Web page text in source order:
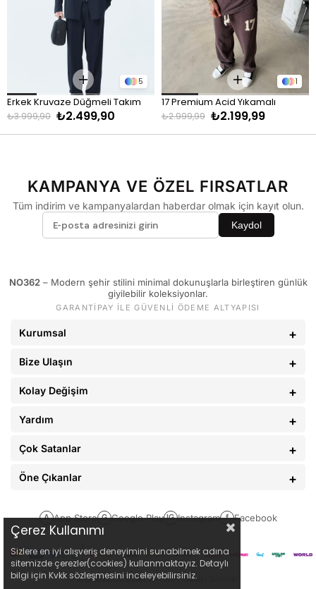
Pantolon
KİLO BEDEN
60 - 65 kg 29
66 - 71 kg 30
72 - 77 kg 31
78 - 82 kg 32
94 - 110 kg 36
5
Erkek Kruvaze Düğmeli Takım
Elbise - Lacivert₺2.499,90
₺3.999,90
1
17 Premium Acid Yıkamalı
Eşofman Takımı - Kahve
₺2.199,99
₺2.999,99
KAMPANYA VE ÖZEL FIRSATLAR
Tüm indirim ve kampanyalardan haberdar olmak için kayıt olun.
Kaydol
NO362 – Modern şehir stilini minimal dokunuşlarla birleştiren günlük
giyilebilir koleksiyonlar.
GARANTİPAY İLE GÜVENLİ ÖDEME ALTYAPISI
Kurumsal
Bize Ulaşın
Kolay Değişim
Yardım
Çok Satanlar
Öne Çıkanlar
A App Store G Google Play IG Instagram f Facebook
NO362CLO.COM© Tüm Hakları Saklıdır
Çerez Kullanımı
Sizlere en iyi alışveriş deneyimini sunabilmek adına
sitemizde çerezler(cookies) kullanmaktayız. Detaylı
bilgi için Kvkk sözleşmesini inceleyebilirsiniz.